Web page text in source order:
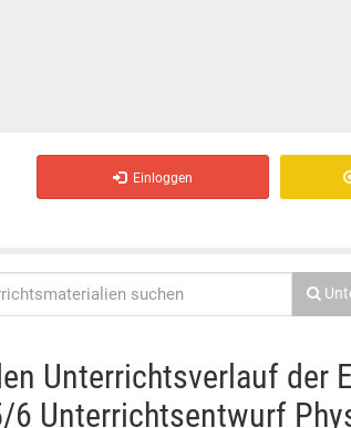
Einloggen
Unterrichtsverlauf der
6 Unterrichtsentwurf